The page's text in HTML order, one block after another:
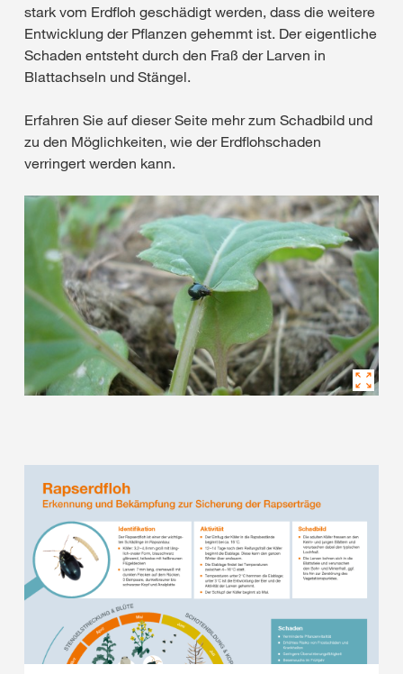
stark vom Erdfloh geschädigt werden, dass die weitere
Entwicklung der Pflanzen gehemmt ist. Der eigentliche
Schaden entsteht durch den Fraß der Larven in
Blattachseln und Stängel.
Erfahren Sie auf dieser Seite mehr zum Schadbild und
zu den Möglichkeiten, wie der Erdflohschaden
verringert werden kann.